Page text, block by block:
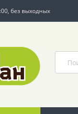
без выходных